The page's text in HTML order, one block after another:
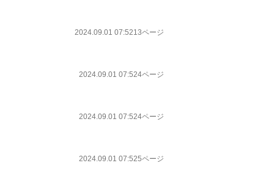
2024.09.01 07:5213ページ
2024.09.01 07:524ページ
2024.09.01 07:524ページ
2024.09.01 07:525ページ